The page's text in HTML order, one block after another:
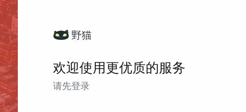
野猫
欢迎使用更优质的服务
请先登录